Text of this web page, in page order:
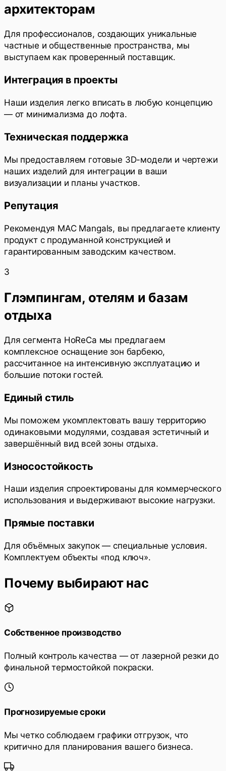
архитекторам
Для профессионалов, создающих уникальные
частные и общественные пространства, мы
выступаем как проверенный поставщик.
Интеграция в проекты
Наши изделия легко вписать в любую концепцию
— от минимализма до лофта.
Техническая поддержка
Мы предоставляем готовые 3D-модели и чертежи
наших изделий для интеграции в ваши
визуализации и планы участков.
Репутация
Рекомендуя MAC Mangals, вы предлагаете клиенту
продукт с продуманной конструкцией и
гарантированным заводским качеством.
3
Глэмпингам, отелям и базам
отдыха
Для сегмента HoReCa мы предлагаем
комплексное оснащение зон барбекю,
рассчитанное на интенсивную эксплуатацию и
большие потоки гостей.
Единый стиль
Мы поможем укомплектовать вашу территорию
одинаковыми модулями, создавая эстетичный и
завершённый вид всей зоны отдыха.
Износостойкость
Наши изделия спроектированы для коммерческого
использования и выдерживают высокие нагрузки.
Прямые поставки
Для объёмных закупок — специальные условия.
Комплектуем объекты «под ключ».
Почему выбирают нас
Собственное производство
Полный контроль качества — от лазерной резки до
финальной термостойкой покраски.
Прогнозируемые сроки
Мы четко соблюдаем графики отгрузок, что
критично для планирования вашего бизнеса.